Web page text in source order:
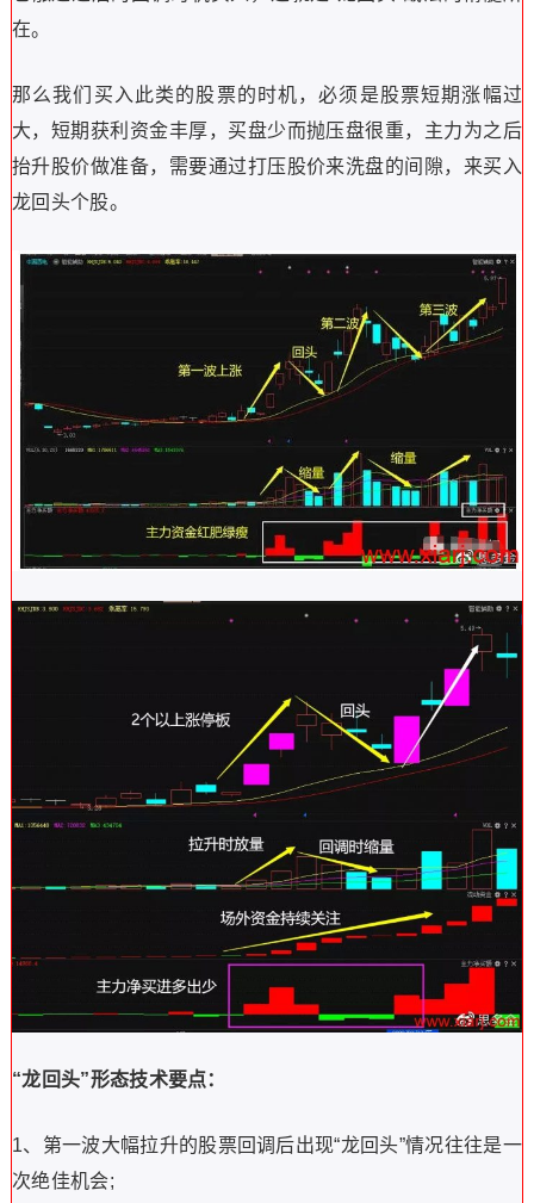
在。
那么我们买入此类的股票的时机，必须是股票短期涨幅过
大，短期获利资金丰厚，买盘少而抛压盘很重，主力为之后
抬升股价做准备，需要通过打压股价来洗盘的间隙，来买入
龙回头个股。
“龙回头”形态技术要点：
1、第一波大幅拉升的股票回调后出现“龙回头”情况往往是一
次绝佳机会;